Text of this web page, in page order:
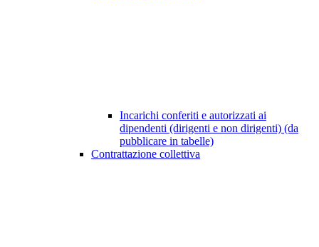
Incarichi conferiti e autorizzati ai
dipendenti (dirigenti e non dirigenti) (da
pubblicare in tabelle)
Contrattazione collettiva